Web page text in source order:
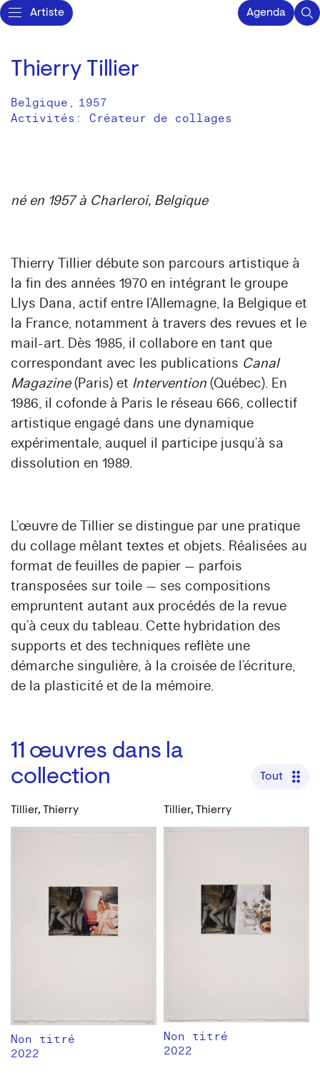
Artiste Agenda
Thierry Tillier
Belgique , 1957
Activités: Créateur de collages
né en 1957 à Charleroi, Belgique
Thierry Tillier débute son parcours artistique à
la fin des années 1970 en intégrant le groupe
Llys Dana, actif entre l’Allemagne, la Belgique et
la France, notamment à travers des revues et le
mail-art. Dès 1985, il collabore en tant que
correspondant avec les publications Canal
Magazine(Paris) et Intervention (Québec). En
1986, il cofonde à Paris le réseau 666, collectif
artistique engagé dans une dynamique
expérimentale, auquel il participe jusqu’à sa
dissolution en 1989.
L’œuvre de Tillier se distingue par une pratique
du collage mêlant textes et objets. Réalisées au
format de feuilles de papier — parfois
transposées sur toile — ses compositions
empruntent autant aux procédés de la revue
qu’à ceux du tableau. Cette hybridation des
supports et des techniques reflète une
démarche singulière, à la croisée de l’écriture,
de la plasticité et de la mémoire.
11 œuvres dans la
collection
Tout
Tillier, Thierry
Non titré
2022
Tillier, Thierry
Non titré
2022